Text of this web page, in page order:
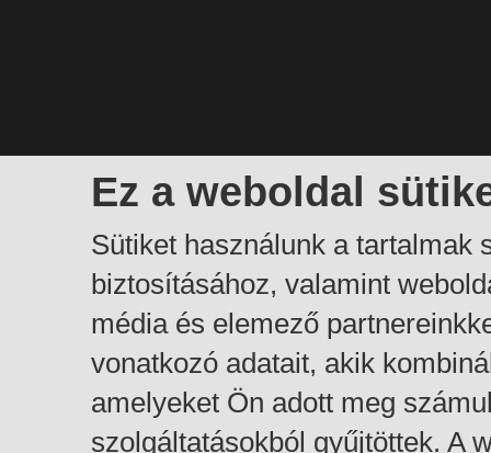
Ez a weboldal
Sütiket használunk a tartalmak
biztosításához, valamint
média és elemező
vonatkozó adatait, akik
amelyeket Ön adott meg
szolgáltatásokból gyűjtöttek. A